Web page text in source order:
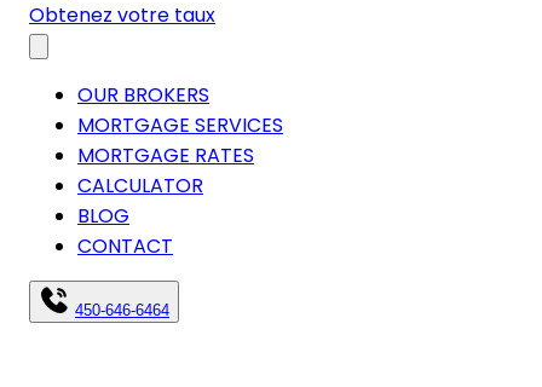
Obtenez votre taux
OUR BROKERS
MORTGAGE SERVICES
MORTGAGE RATES
CALCULATOR
BLOG
CONTACT
450-646-6464